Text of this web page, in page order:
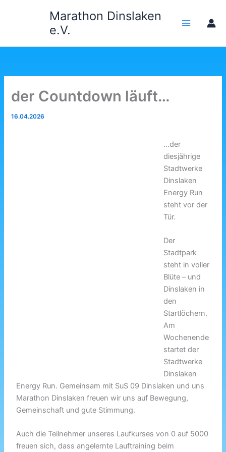
Marathon Dinslaken
e.V.
der Countdown läuft…
16.04.2026
…der
diesjährige
Stadtwerke
Dinslaken
Energy Run
steht vor der
Tür.
Der
Stadtpark
steht in voller
Blüte – und
Dinslaken in
den
Startlöchern.
Am
Wochenende
startet der
Stadtwerke
Dinslaken
Energy Run. Gemeinsam mit SuS 09 Dinslaken und uns
Marathon Dinslaken freuen wir uns auf Bewegung,
Gemeinschaft und gute Stimmung.
Auch die Teilnehmer unseres Laufkurses von 0 auf 5000
freuen sich, dass angelernte Lauftraining beim